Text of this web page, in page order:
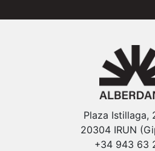
Plaza Istillaga,
20304 IRUN
+34 943 63